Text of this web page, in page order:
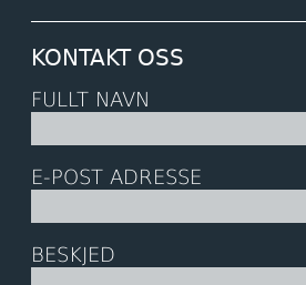
KONTAKT OSS
FULLT NAVN
E-POST ADRESSE
BESKJED